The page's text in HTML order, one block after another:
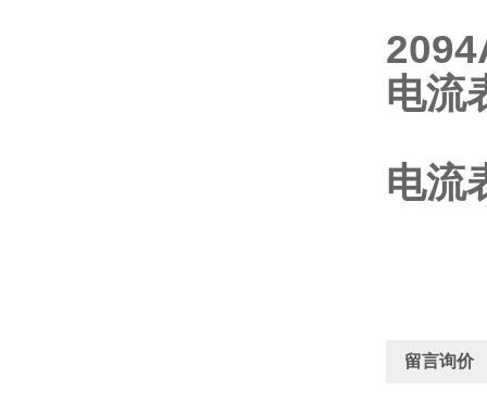
电流
电流
留言询价